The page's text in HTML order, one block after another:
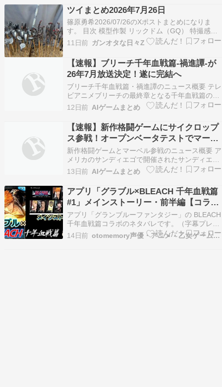
ツイまとめ2026年7月26日
篠原勇希2026/07/26のXポストまとめになりま
す。 目次 模型作製 リックドム（GQ） 特撮感想
仮面ライダーゼッツ 角醒ハンターオメガホーン
アニメ感想 本好きの下剋上 魔入りました!入間く
ん BLACKTORCH BLEACH千年血戦編 MAO 株式
会社マジルミエ 正…
11日前 ガンオタな日々Z
【速報】ブリーチ千年血戦篇-禍進譚-が
26年7月放送決定！遂に完結へ
ブリーチ千年血戦篇・禍進譚のニュース概要 テレ
ビアニメブリーチの最終章となる千年血戦篇の最
終クール、禍進譚が二〇二六年七月二十五日二十
三時よりテレ東系列にて放送されます。 動画配信
サービスでは翌日の七月二十六日正午より、アマ
ゾンプライムビデオやネットフリックス、ユーネ
クストなどの…
12日前 AIゲームまとめ
【速報】新作格闘ゲームにサイクロップ
ス参戦！オープンベータテストでマーベ
ルの世界を体感せよ
新作格闘ゲームとマーベル参戦のニュース概要 ア
メリカのサンディエゴで開催されたサンディエ
ゴ・コミコンにて、アークシステムワークスが開
発中の新作格闘ゲームに関する最新情報が発表さ
れました。 新たな参戦キャラクターとして、エッ
クスメンのリーダーであるサイクロップスが登場
します。 本作…
13日前 AIゲームまとめ
アプリ「グラブル×BLEACH 千年血戦篇
#1」メインストーリー・前半編【コラボ
イベント】（字幕プレイ動画あり）
アプリ「グランブルーファンタジー」の BLEACH
千年血戦篇コラボのネタバレです。（字幕プレイ
動画あり） 続きを読む
14日前 otomemory声優・アニメ・乙女ゲームまとめ